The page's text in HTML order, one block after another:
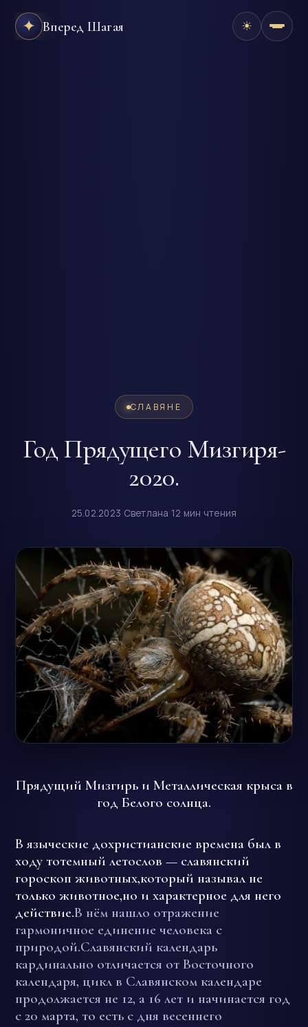
✦ Вперед Шагая ☀
CЛАВЯНЕ
Год Прядущего Мизгиря-
2020.
25.02.2023·Светлана·12 мин чтения
Прядущий Мизгирь и Металлическая крыса в
год Белого солнца.
В языческие дохристианские времена был в
ходу тотемный летослов — славянский
гороскоп животных,который называл не
только животное,но и характерное для него
действие.В нём нашло отражение
гармоничное единение человека с
природой.Славянский календарь
кардинально отличается от Восточного
календаря, цикл в Славянском календаре
продолжается не 12, а 16 лет и начинается год
с 20 марта, то есть с дня весеннего